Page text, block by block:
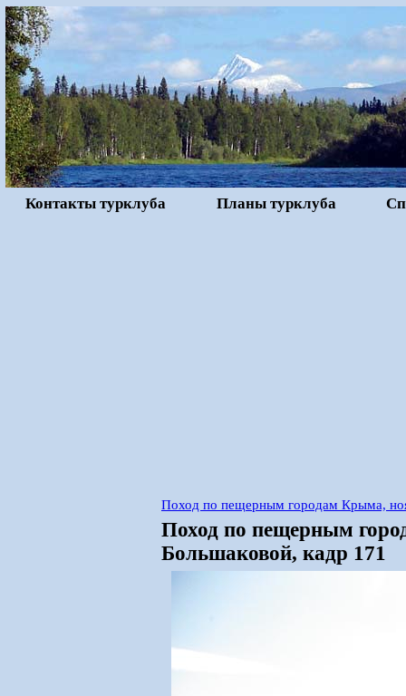
Контакты турклуба Планы турклуба
Поход по пещерным городам Крыма,
Поход по пещерным
Большаковой, кадр 171